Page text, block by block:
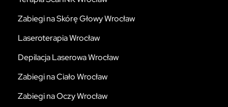
Zabiegi na Skórę Głowy Wrocław
Laseroterapia Wrocław
Depilacja Laserowa Wrocław
Zabiegi na Ciało Wrocław
Zabiegi na Oczy Wrocław